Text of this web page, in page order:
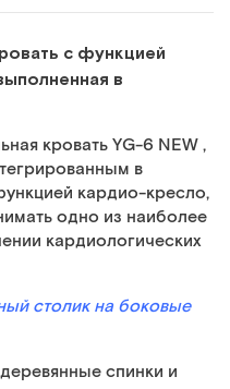
с функцией
в
кровать YG-6 NEW ,
в
кардио-кресло,
одно из наиболее
кардиологических
столик на боковые
спинки и